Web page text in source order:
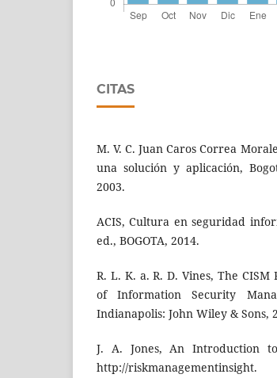
CITAS
M. V. C. Juan Caros Correa
una solución y aplicación,
2003.
ACIS, Cultura en seguridad
ed., BOGOTA, 2014.
R. L. K. a. R. D. Vines, The
of Information Security
Indianapolis: John Wiley & Sons,
J. A. Jones, An Introduction
http://riskmanagementinsight.